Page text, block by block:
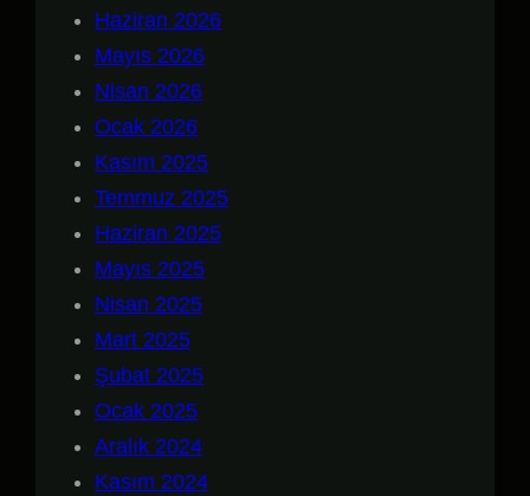
Haziran 2026
Mayıs 2026
Nisan 2026
Ocak 2026
Kasım 2025
Temmuz 2025
Haziran 2025
Mayıs 2025
Nisan 2025
Mart 2025
Şubat 2025
Ocak 2025
Aralık 2024
Kasım 2024